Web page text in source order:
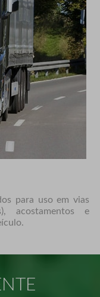
para uso em vias
acostamentos e